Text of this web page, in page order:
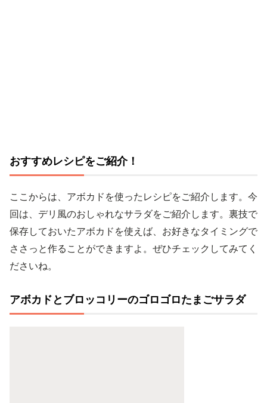
おすすめレシピをご紹介！
ここからは、アボカドを使ったレシピをご紹介します。今
回は、デリ風のおしゃれなサラダをご紹介します。裏技で
保存しておいたアボカドを使えば、お好きなタイミングで
ささっと作ることができますよ。ぜひチェックしてみてく
ださいね。
アボカドとブロッコリーのゴロゴロたまごサラダ